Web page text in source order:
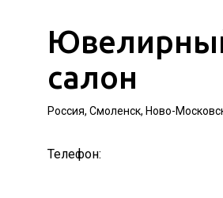
салон
Россия, Смоленск, Ново-
Телефон: